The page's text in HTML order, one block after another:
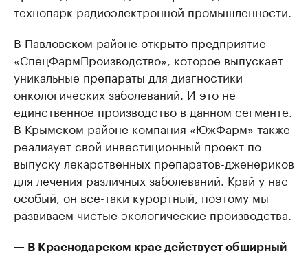
технопарк радиоэлектронной промышленности.
В Павловском районе открыто предприятие
«СпецФармПроизводство», которое выпускает
уникальные препараты для диагностики
онкологических заболеваний. И это не
единственное производство в данном сегменте.
В Крымском районе компания «ЮжФарм» также
реализует свой инвестиционный проект по
выпуску лекарственных препаратов-дженериков
для лечения различных заболеваний. Край у нас
особый, он все-таки курортный, поэтому мы
развиваем чистые экологические производства.
— В Краснодарском крае действует обширный